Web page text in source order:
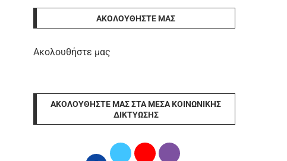
ΑΚΟΛΟΥΘΉΣΤΕ ΜΑΣ
Ακολουθήστε μας
ΑΚΟΛΟΥΘΉΣΤΕ ΜΑΣ ΣΤΑ ΜΈΣΑ ΚΟΙΝΩΝΙΚΉΣ
ΔΙΚΤΎΩΣΗΣ